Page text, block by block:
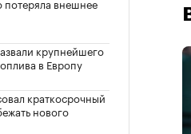
потеряла внешнее
крупнейшего
в Европу
краткосрочный
нового